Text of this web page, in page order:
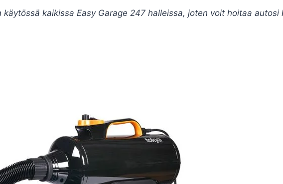
käytössä kaikissa Easy Garage 247 halleissa, joten voit hoitaa